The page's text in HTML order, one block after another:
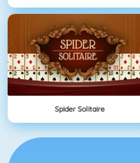
Spider Solitaire